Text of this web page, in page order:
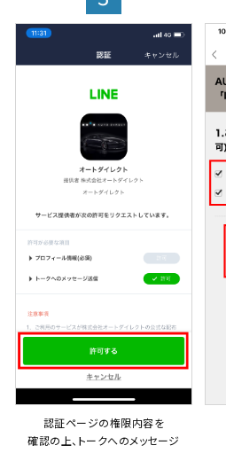
認証ページの権限内容を
確認の上、トークへのメッセージ